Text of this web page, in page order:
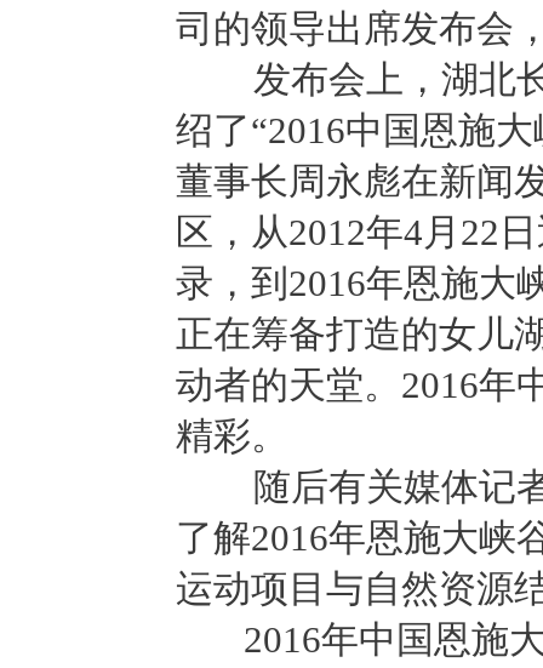
司的领导出席发布会
发布会上，湖北长
绍了“2016中国恩施
董事长周永彪在新闻
区，从2012年4月22
录，到2016年恩施大
正在筹备打造的女儿
动者的天堂。2016年
精彩。
随后有关媒体记者
了解2016年恩施大峡
运动项目与自然资源
2016年中国恩施大